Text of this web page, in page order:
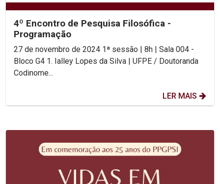
4º Encontro de Pesquisa Filosófica -
Programação
27 de novembro de 2024 1ª sessão | 8h | Sala 004 -
Bloco G4 1. Ialley Lopes da Silva | UFPE / Doutoranda
Codinome...
LER MAIS